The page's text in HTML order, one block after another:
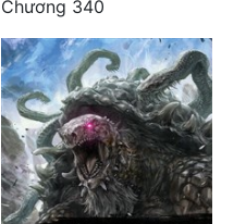
Chương 340